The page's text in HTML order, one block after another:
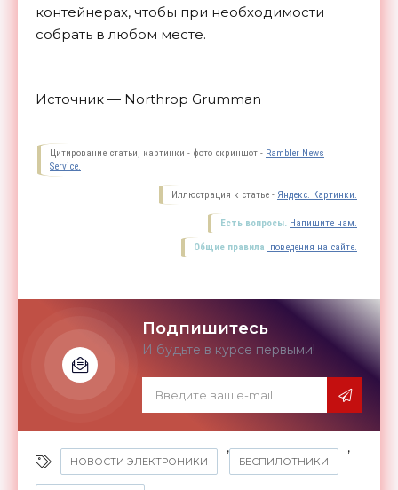
контейнерах, чтобы при необходимости
собрать в любом месте.
Источник — Northrop Grumman
Цитирование статьи, картинки - фото скриншот - Rambler News
Service.
Иллюстрация к статье - Яндекс. Картинки.
Есть вопросы. Напишите нам.
Общие правила поведения на сайте.
Подпишитесь
И будьте в курсе первыми!
НОВОСТИ ЭЛЕКТРОНИКИ
,
БЕСПИЛОТНИКИ
,